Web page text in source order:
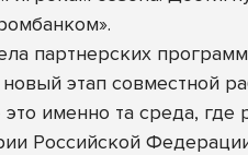
партнерских
этап совместной
именно та среда,
Российской